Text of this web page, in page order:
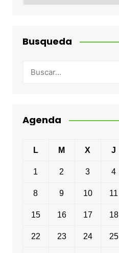
Busqueda
Agenda
L M X J
1 2 3 4
8 9 10 11
15 16 17 18
22 23 24 25